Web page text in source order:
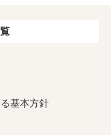
基本方針